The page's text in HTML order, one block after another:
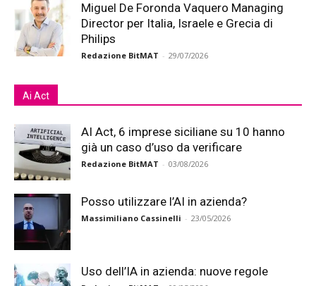
Miguel De Foronda Vaquero Managing
Director per Italia, Israele e Grecia di
Philips
Redazione BitMAT - 29/07/2026
Ai Act
AI Act, 6 imprese siciliane su 10 hanno
già un caso d’uso da verificare
Redazione BitMAT - 03/08/2026
Posso utilizzare l’AI in azienda?
Massimiliano Cassinelli - 23/05/2026
Uso dell’IA in azienda: nuove regole